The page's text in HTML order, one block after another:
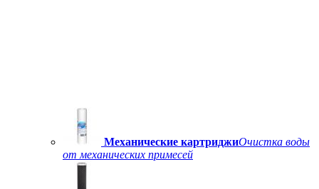
Механические картриджиОчистка воды
от механических примесей